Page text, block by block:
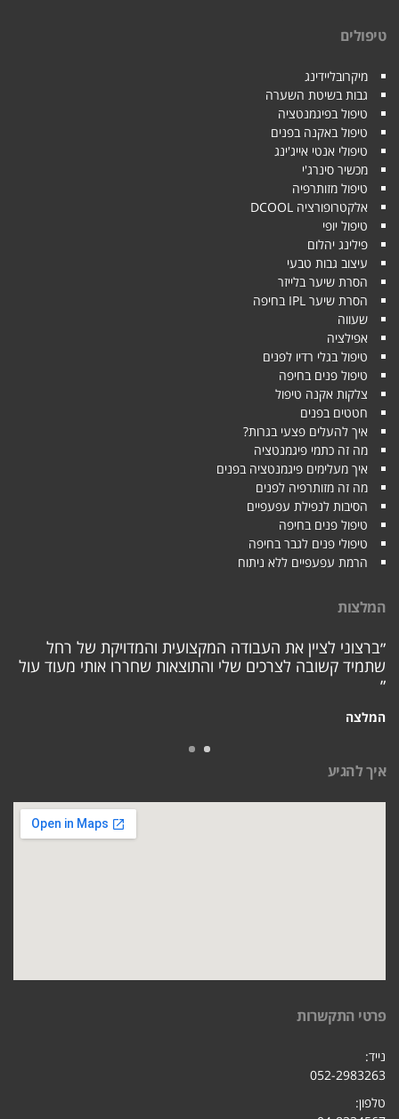
טיפולים
מיקרובליידינג
גבות בשיטת השערה
טיפול בפיגמנטציה
טיפול באקנה בפנים
טיפולי אנטי אייג'ינג
מכשיר סינרג'י
טיפול מזותרפיה
אלקטרופורציה DCOOL
טיפול יופי
פילינג יהלום
עיצוב גבות טבעי
הסרת שיער בלייזר
הסרת שיער IPL בחיפה
שעווה
אפילציה
טיפול בגלי רדיו לפנים
טיפול פנים בחיפה
צלקות אקנה טיפול
חטטים בפנים
איך להעלים פצעי בגרות?
מה זה כתמי פיגמנטציה
איך מעלימים פיגמנטציה בפנים
מה זה מזותרפיה לפנים
הסיבות לנפילת עפעפיים
טיפול פנים בחיפה
טיפולי פנים לגבר בחיפה
הרמת עפעפיים ללא ניתוח
המלצות
״ברצוני לציין את העבודה המקצועית והמדויקת של רחל
שתמיד קשובה לצרכים שלי והתוצאות שחררו אותי מעוד עול
״
המלצה
איך להגיע
פרטי התקשרות
נייד:
052-2983263
טלפון: